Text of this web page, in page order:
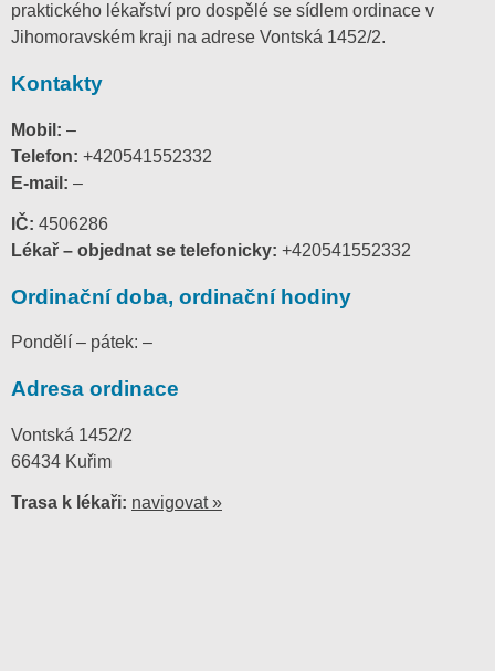
praktického lékařství pro dospělé se sídlem ordinace v
Jihomoravském kraji na adrese Vontská 1452/2.
Kontakty
Mobil: –
Telefon: +420541552332
E-mail: –
IČ: 4506286
Lékař – objednat se telefonicky: +420541552332
Ordinační doba, ordinační hodiny
Pondělí – pátek: –
Adresa ordinace
Vontská 1452/2
66434 Kuřim
Trasa k lékaři: navigovat »